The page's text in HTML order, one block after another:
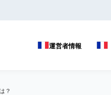
運営者情報
？